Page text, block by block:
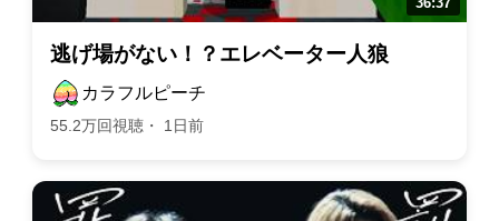
逃げ場がない！？エレベーター人狼
カラフルピーチ
55.2万回視聴・ 1日前